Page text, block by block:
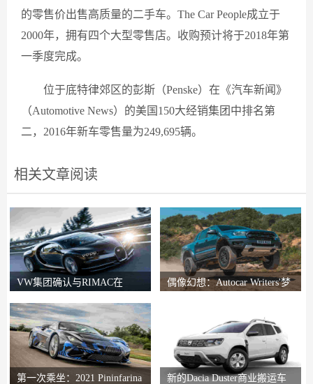
的零售价出售高质量的二手车。The Car People成立于
2000年，拥有四个大型零售店。收购预计将于2018年第
一季度完成。
位于底特律郊区的彭斯（Penske）在《汽车新闻》
（Automotive News）的美国150大经销集团中排名第
二，2016年新车零售量为249,695辆。
相关文章阅读
VW集团确认与RIMAC在
偶像幻想：Autocar Writers'梦
第一次乘坐：2021 Pininfarina
新的Dacia Duster商业搬运车